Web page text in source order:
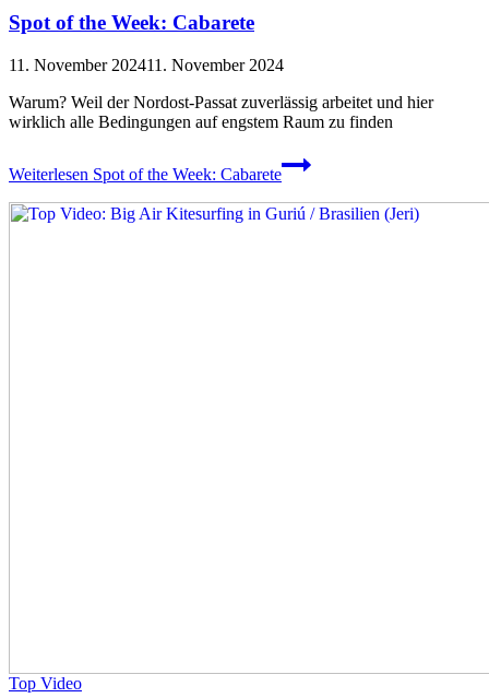
Spot of the Week: Cabarete
11. November 202411. November 2024
Warum? Weil der Nordost-Passat zuverlässig arbeitet und hier
wirklich alle Bedingungen auf engstem Raum zu finden
Weiterlesen Spot of the Week: Cabarete
Top Video